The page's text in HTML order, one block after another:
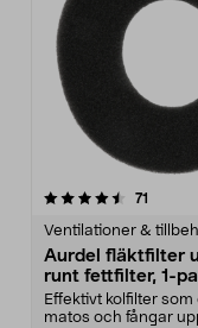
71
Ventilationer &
Aurdel fläktfilter
runt fettfilter, 1-
Effektivt kolfilter
matos och fångar
4.5av 5